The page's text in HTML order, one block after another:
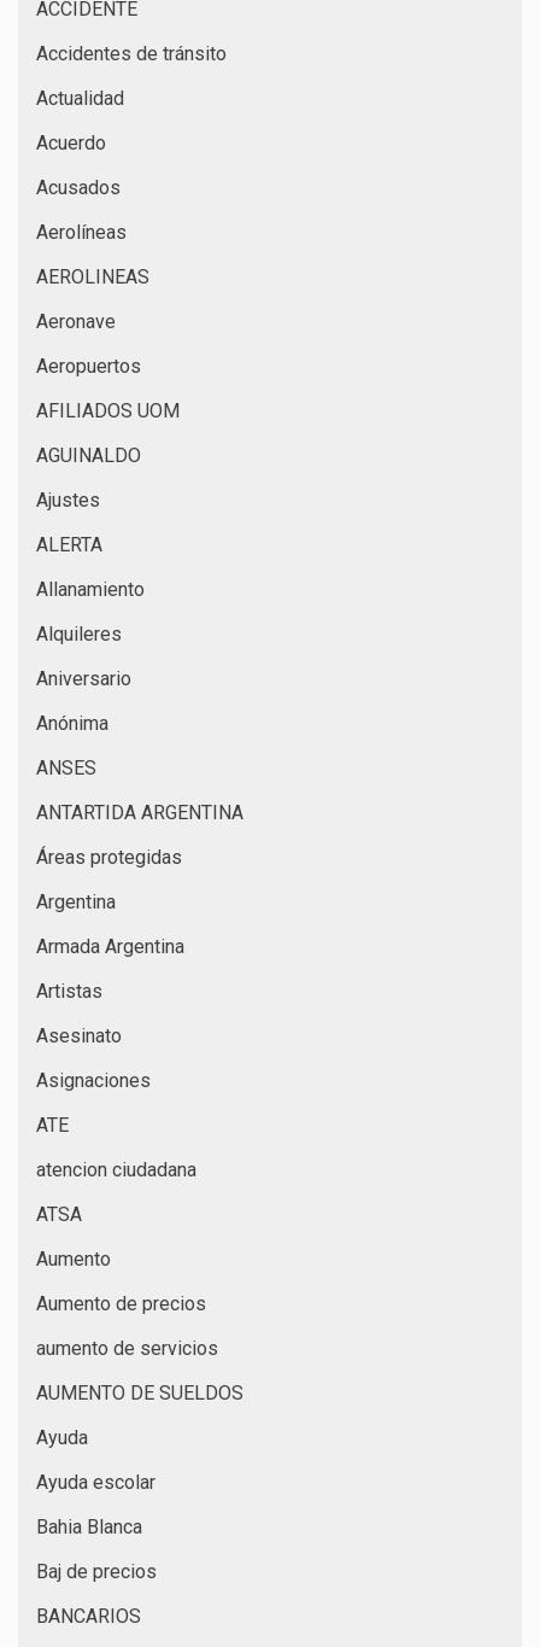
ACCIDENTE
Accidentes de tránsito
Actualidad
Acuerdo
Acusados
Aerolíneas
AEROLINEAS
Aeronave
Aeropuertos
AFILIADOS UOM
AGUINALDO
Ajustes
ALERTA
Allanamiento
Alquileres
Aniversario
Anónima
ANSES
ANTARTIDA ARGENTINA
Áreas protegidas
Argentina
Armada Argentina
Artistas
Asesinato
Asignaciones
ATE
atencion ciudadana
ATSA
Aumento
Aumento de precios
aumento de servicios
AUMENTO DE SUELDOS
Ayuda
Ayuda escolar
Bahia Blanca
Baj de precios
BANCARIOS